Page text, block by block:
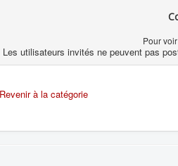
Pour
Les utilisateurs invités ne peuvent pas
Revenir à la catégorie